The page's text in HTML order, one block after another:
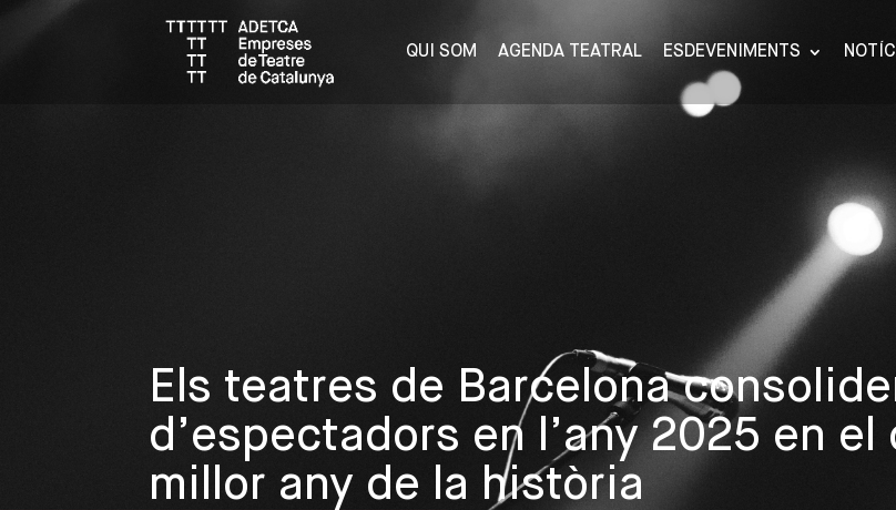
QUI SOM AGENDA TEATRAL ESDEVENIMENTS
Els teatres de Barcelona
d’espectadors en l’any 2025 en
millor any de la història